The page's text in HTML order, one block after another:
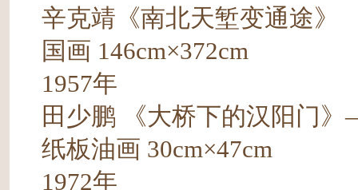
辛克靖《南北天堑变通途》
国画 146cm×372cm
1957年
田少鹏 《大桥下的汉阳门
纸板油画 30cm×47cm
1972年